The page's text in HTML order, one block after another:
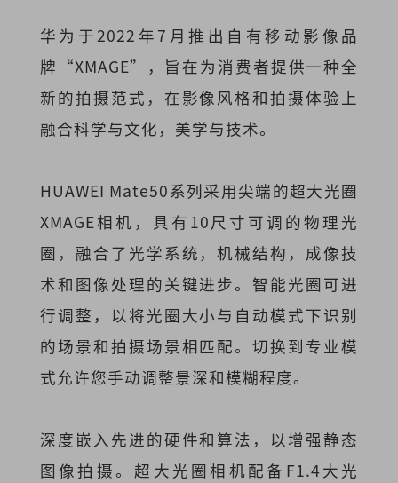
华为于2022年7月推出自有移动影像品
牌“XMAGE”，旨在为消费者提供一种全
新的拍摄范式，在影像风格和拍摄体验上
融合科学与文化，美学与技术。
HUAWEI Mate50系列采用尖端的超大光圈
XMAGE相机，具有10尺寸可调的物理光
圈，融合了光学系统，机械结构，成像技
术和图像处理的关键进步。智能光圈可进
行调整，以将光圈大小与自动模式下识别
的场景和拍摄场景相匹配。切换到专业模
式允许您手动调整景深和模糊程度。
深度嵌入先进的硬件和算法，以增强静态
图像拍摄。超大光圈相机配备F1.4大光